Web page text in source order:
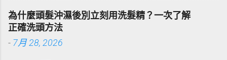
源性染色成因，並提供精準有效的
改善與美白對策。 📋 文章快速導覽
目錄 一、 牙齒顏色的生物學本質：
琺瑯質與象牙質 二、 牙齒變黃的10
為什麼頭髮沖濕後別立刻用洗髮精？一次了解
正確洗頭方法
- 7月 28, 2026